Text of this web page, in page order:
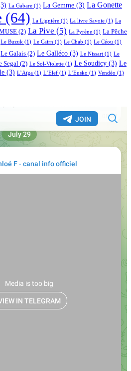
La Gabare (1) La Gemme (3) La Gonette
(64) La Lignière (1) La livre Savoie (1) La
(2) La Pive (5) La Pyrène (1) La Pêche
Le Buzuk (1) Le Cairn (1) Le Chab (1) Le Céou (1)
Le Galais (2) Le Galléco (3) Le Nissart (1) Le
Segal (2) Le Sol-Violette (1) Le Soudicy (3) Le
(3) L’Aïga (1) L’Elef (1) L’Eusko (1) Vendéo (1)